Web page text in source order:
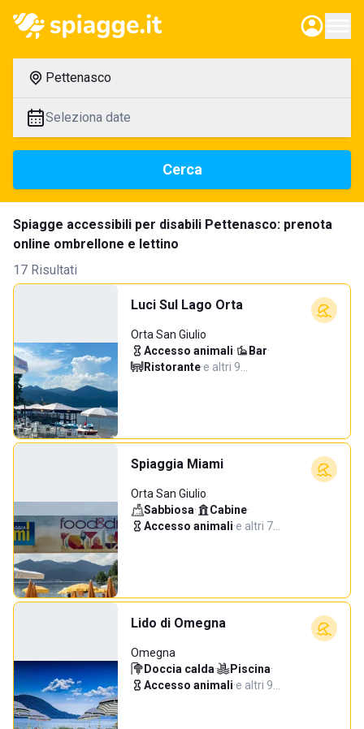
Pettenasco
Seleziona date
Cerca
Spiagge accessibili per disabili Pettenasco: prenota
online ombrellone e lettino
17 Risultati
Luci Sul Lago Orta
Orta San Giulio
Accesso animali· Bar·
Ristorante·e altri 9…
Spiaggia Miami
Orta San Giulio
Sabbiosa· Cabine·
Accesso animali·e altri 7…
Lido di Omegna
Omegna
Doccia calda· Piscina·
Accesso animali·e altri 9…